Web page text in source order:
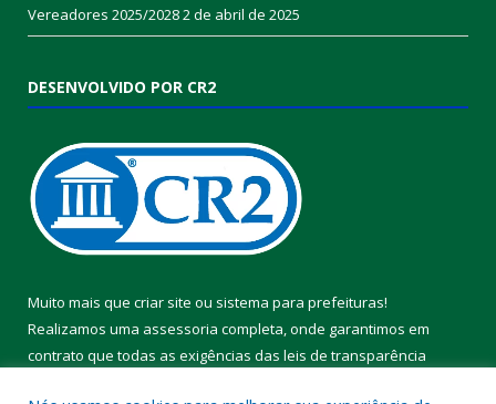
Vereadores 2025/20282 de abril de 2025
DESENVOLVIDO POR CR2
Muito mais que criar site ou sistema para prefeituras!
Realizamos uma assessoria completa, onde garantimos em
contrato que todas as exigências das leis de transparência